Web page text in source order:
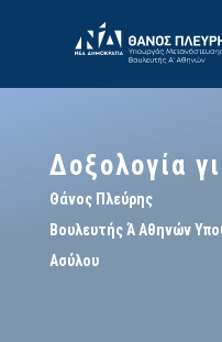
Δοξολογία
Θάνος Πλεύρης
Βουλευτής Ά Αθηνών
Ασύλου